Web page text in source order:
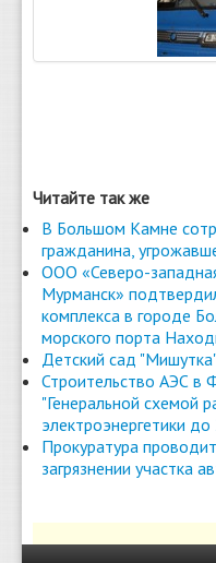
Читайте так же
В Большом Камне
гражданина,
ООО «Северо-
Мурманск»
комплекса в городе
морского порта
Детский сад
Строительство АЭС в
"Генеральной схемой
электроэнергетики
Прокуратура
загрязнении участка